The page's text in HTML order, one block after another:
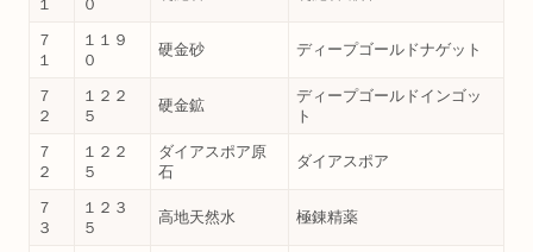
１ ０
７
１
１１９
０
硬金砂 ディープゴールドナゲット
７
２
１２２
５
硬金鉱
ディープゴールドインゴッ
ト
７
２
１２２
５
ダイアスポア原
石
ダイアスポア
７
３
１２３
５
高地天然水 極錬精薬